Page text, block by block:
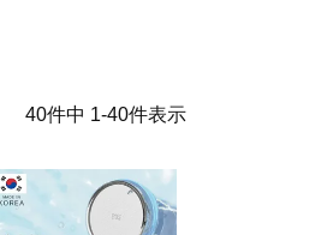
40件中 1-40件表示